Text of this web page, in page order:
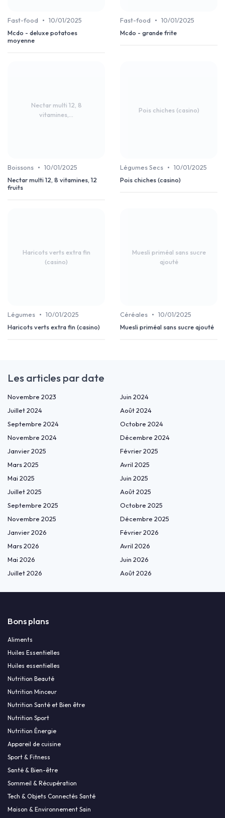
Fast-food • 10/01/2025
Mcdo - deluxe potatoes
moyenne
Fast-food • 10/01/2025
Mcdo - grande frite
Nectar multi 12, 8
vitamines,...
Boissons • 10/01/2025
Nectar multi 12, 8 vitamines, 12
fruits
Pois chiches (casino)
Légumes Secs • 10/01/2025
Pois chiches (casino)
Haricots verts extra fin
(casino)
Légumes • 10/01/2025
Haricots verts extra fin (casino)
Muesli priméal sans sucre
ajouté
Céréales • 10/01/2025
Muesli priméal sans sucre ajouté
Les articles par date
Novembre 2023
Juin 2024
Juillet 2024
Août 2024
Septembre 2024
Octobre 2024
Novembre 2024
Décembre 2024
Janvier 2025
Février 2025
Mars 2025
Avril 2025
Mai 2025
Juin 2025
Juillet 2025
Août 2025
Septembre 2025
Octobre 2025
Novembre 2025
Décembre 2025
Janvier 2026
Février 2026
Mars 2026
Avril 2026
Mai 2026
Juin 2026
Juillet 2026
Août 2026
Bons plans
Aliments
Huiles Essentielles
Huiles essentielles
Nutrition Beauté
Nutrition Minceur
Nutrition Santé et Bien être
Nutrition Sport
Nutrition Énergie
Appareil de cuisine
Sport & Fitness
Santé & Bien-être
Sommeil & Récupération
Tech & Objets Connectés Santé
Maison & Environnement Sain